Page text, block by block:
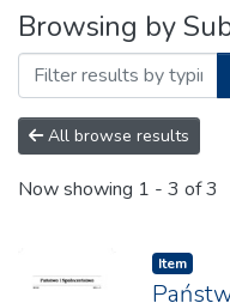
For authors
Help
Contact
Browsing by
All browse results
Now showing 1 - 3 of 3
Item